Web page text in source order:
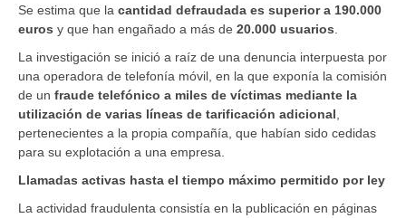
Se estima que la cantidad defraudada es superior a 190.000
euros y que han engañado a más de 20.000 usuarios
La investigación se inició a raíz de una denuncia interpuesta por
una operadora de telefonía móvil, en la que exponía la comisión
de un fraude telefónico a miles de víctimas mediante la
utilización de varias líneas de tarificación adicional
pertenecientes a la propia compañía, que habían sido cedidas
para su explotación a una empresa.
Llamadas activas hasta el tiempo máximo permitido por ley
La actividad fraudulenta consistía en la publicación en páginas